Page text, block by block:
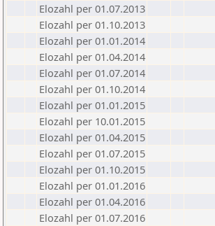
Elozahl per 01.07.2013
Elozahl per 01.10.2013
Elozahl per 01.01.2014
Elozahl per 01.04.2014
Elozahl per 01.07.2014
Elozahl per 01.10.2014
Elozahl per 01.01.2015
Elozahl per 10.01.2015
Elozahl per 01.04.2015
Elozahl per 01.07.2015
Elozahl per 01.10.2015
Elozahl per 01.01.2016
Elozahl per 01.04.2016
Elozahl per 01.07.2016